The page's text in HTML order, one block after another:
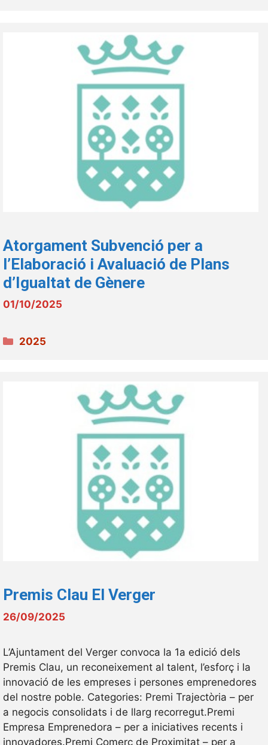
Atorgament Subvenció per a
l’Elaboració i Avaluació de Plans
d’Igualtat de Gènere
01/10/2025
Categories
2025
Premis Clau El Verger
26/09/2025
L’Ajuntament del Verger convoca la 1a edició dels
Premis Clau, un reconeixement al talent, l’esforç i la
innovació de les empreses i persones emprenedores
del nostre poble. Categories: Premi Trajectòria – per
a negocis consolidats i de llarg recorregut.Premi
Empresa Emprenedora – per a iniciatives recents i
innovadores.Premi Comerç de Proximitat – per a